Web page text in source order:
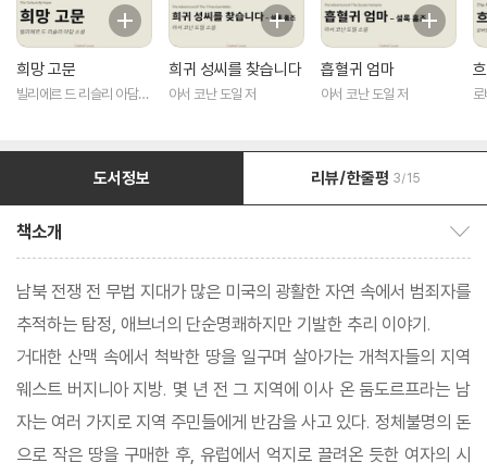
희망 고문
빌리에르 드 리슬리 아담
희귀 성씨를 찾습니다
아서 코난 도일 저
흡혈귀 엄마
아서 코난 도일 저
도서정보 리뷰/한줄평 3/15
책소개
남북 전쟁 전 무법 지대가 많은 미국의 광활한 자연 속에서 범죄자를
추적하는 탐정, 애브너의 단순명쾌하지만 기발한 추리 이야기.
거대한 산맥 속에서 척박한 땅을 일구며 살아가는 개척자들의 지역
웨스트 버지니아 지방. 몇 년 전 그 지역에 이사 온 둠도르프라는 남
자는 여러 가지로 지역 주민들에게 반감을 사고 있다. 정체불명의 돈
으로 작은 땅을 구매한 후, 유럽에서 억지로 끌려온 듯한 여자의 시